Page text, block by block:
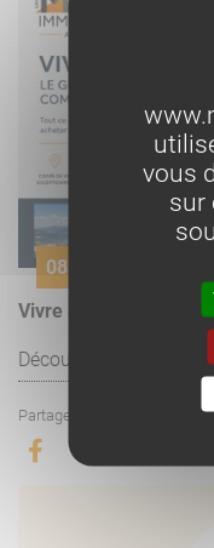
08 juillet
Vivre à Porticcio : le
Découvrir l'article
Partager l'article
vous
sur